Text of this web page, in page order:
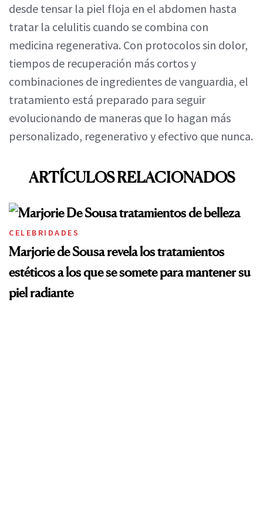
desde tensar la piel floja en el abdomen hasta
tratar la celulitis cuando se combina con
medicina regenerativa. Con protocolos sin dolor,
tiempos de recuperación más cortos y
combinaciones de ingredientes de vanguardia, el
tratamiento está preparado para seguir
evolucionando de maneras que lo hagan más
personalizado, regenerativo y efectivo que nunca.
ARTÍCULOS RELACIONADOS
CELEBRIDADES
Marjorie de Sousa revela los tratamientos
estéticos a los que se somete para mantener su
piel radiante